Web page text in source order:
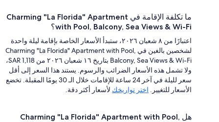
ما تكلفة الإقامة في Charming "La Florida" Apartment
with Pool, Balcony, Sea Views & Wi-Fi؟
اعتبارًا من ٨ شعبان ٢٠٢٦، ستبدأ الأسعار الخاصة بإقامة ليلة واحدة
لشخصين بالغين في Charming "La Florida" Apartment with Pool,
Balcony, Sea Views & Wi-Fi بتاريخ ١٦ شعبان ٢٠٢٦ من SAR 1,118،
ولا تشمل هذه الأسعار الضرائب والرسوم. يستند هذا السعر إلى أقل
سعر لليلة في آخر 24 ساعة للإقامات خلال الـ 30 يومًا المقبلة. تخضع
الأسعار للتغيير. اختر تواريخك لأسعار أكثر دقة.
هل Charming "La Florida" Apartment with Pool,